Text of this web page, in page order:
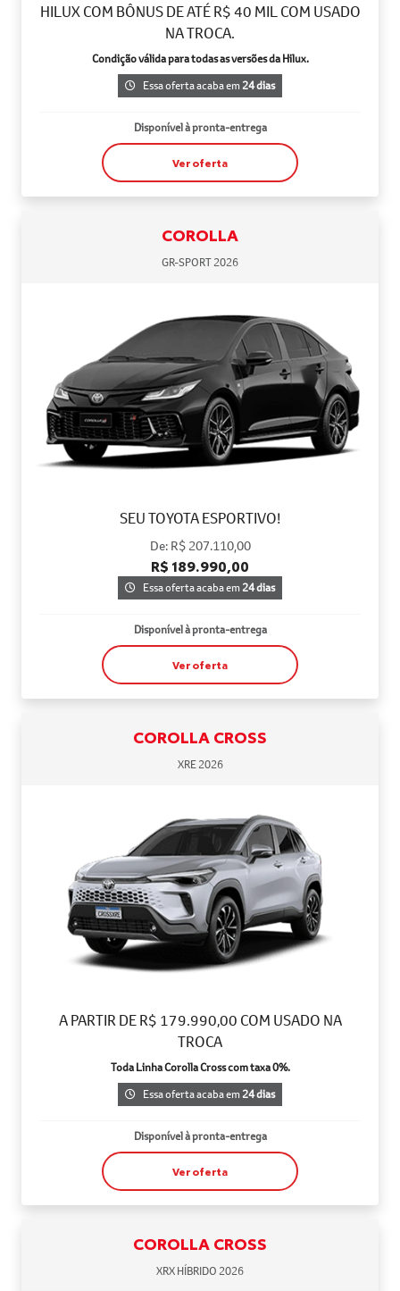
HILUX COM BÔNUS DE ATÉ R$ 40 MIL COM USADO
NA TROCA.
Condição válida para todas as versões da Hilux.
Essa oferta acaba em24 dias
Disponível à pronta-entrega
Ver oferta
COROLLA
GR-SPORT 2026
SEU TOYOTA ESPORTIVO!
De: R$ 207.110,00
R$ 189.990,00
Essa oferta acaba em24 dias
Disponível à pronta-entrega
Ver oferta
COROLLA CROSS
XRE 2026
A PARTIR DE R$ 179.990,00 COM USADO NA
TROCA
Toda Linha Corolla Cross com taxa 0%.
Essa oferta acaba em24 dias
Disponível à pronta-entrega
Ver oferta
COROLLA CROSS
XRX HÍBRIDO 2026